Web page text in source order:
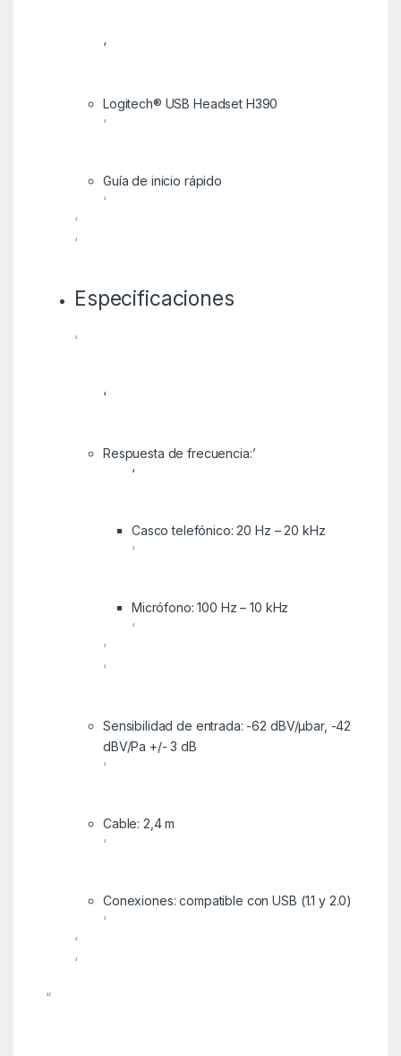
‘
Logitech® USB Headset H390
‘
Guía de inicio rápido
‘
‘
‘
Especificaciones
‘
‘
Respuesta de frecuencia:’
‘
Casco telefónico: 20 Hz – 20 kHz
‘
Micrófono: 100 Hz – 10 kHz
‘
‘
‘
Sensibilidad de entrada: -62 dBV/µbar, -42
dBV/Pa +/- 3 dB
‘
Cable: 2,4 m
‘
Conexiones: compatible con USB (1.1 y 2.0)
‘
‘
‘
“